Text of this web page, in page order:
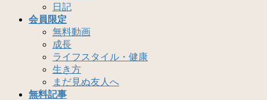
日記
会員限定
無料動画
成長
ライフスタイル・健康
生き方
まだ見ぬ友人へ
無料記事